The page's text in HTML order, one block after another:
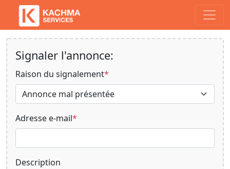
Signaler l'annonce:
Raison du signalement*
Adresse e-mail*
Description